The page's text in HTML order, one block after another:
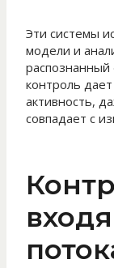
Эти системы
модели и
контроль
активность,
совпадает с